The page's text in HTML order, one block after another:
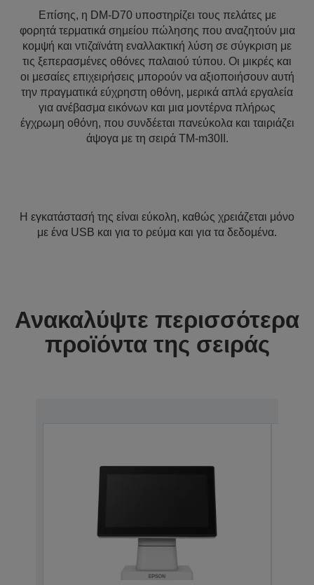
Επίσης, η DM-D70 υποστηρίζει τους πελάτες με
φορητά τερματικά σημείου πώλησης που αναζητούν μια
κομψή και ντιζαϊνάτη εναλλακτική λύση σε σύγκριση με
τις ξεπερασμένες οθόνες παλαιού τύπου. Οι μικρές και
οι μεσαίες επιχειρήσεις μπορούν να αξιοποιήσουν αυτή
την πραγματικά εύχρηστη οθόνη, μερικά απλά εργαλεία
για ανέβασμα εικόνων και μια μοντέρνα πλήρως
έγχρωμη οθόνη, που συνδέεται πανεύκολα και ταιριάζει
άψογα με τη σειρά TM-m30II.
Η εγκατάστασή της είναι εύκολη, καθώς χρειάζεται μόνο
με ένα USB και για το ρεύμα και για τα δεδομένα.
Ανακαλύψτε περισσότερα
προϊόντα της σειράς